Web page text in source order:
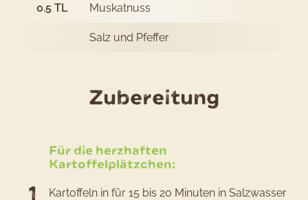
0.5 TL Muskatnuss
Salz und Pfeffer
Zubereitung
Für die herzhaften
Kartoffelplätzchen:
Kartoffeln in für 15 bis 20 Minuten in Salzwasser